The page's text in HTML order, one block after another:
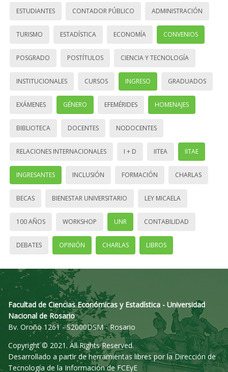
ESTUDIANTES CONTADOR PÚBLICO ADMINISTRACIÓN
TURISMO ESTADÍSTICA ECONOMÍA CONVENIOS
POSGRADO POSTÍTULOS CIENCIA Y TECNOLOGÍA
INSTITUCIONALES CURSOS INGRESO GRADUADOS
EXÁMENES GÉNERO EFEMÉRIDES HOMENAJES
BIBLIOTECA DOCENTES NODOCENTES
RELACIONES INTERNACIONALES I + D IITEA IITAE
INGRESANTES INCLUSIÓN FORMACIÓN CHARLAS
BECAS BIENESTAR UNIVERSITARIO LEY MICAELA
100 AÑOS WORKSHOP UNR CONTABILIDAD
DEBATES OPINIÓN CHARLAS LIBROS
Facultad de Ciencias Económicas y Estadística - Universidad
Nacional de Rosario
Bv. Oroño 1261 - S2000DSM - Rosario
Copyright © 2021. All Rights Reserved.
Desarrollado a partir de herramientas libres por la Dirección de
Tecnología de la Información de FCEyE